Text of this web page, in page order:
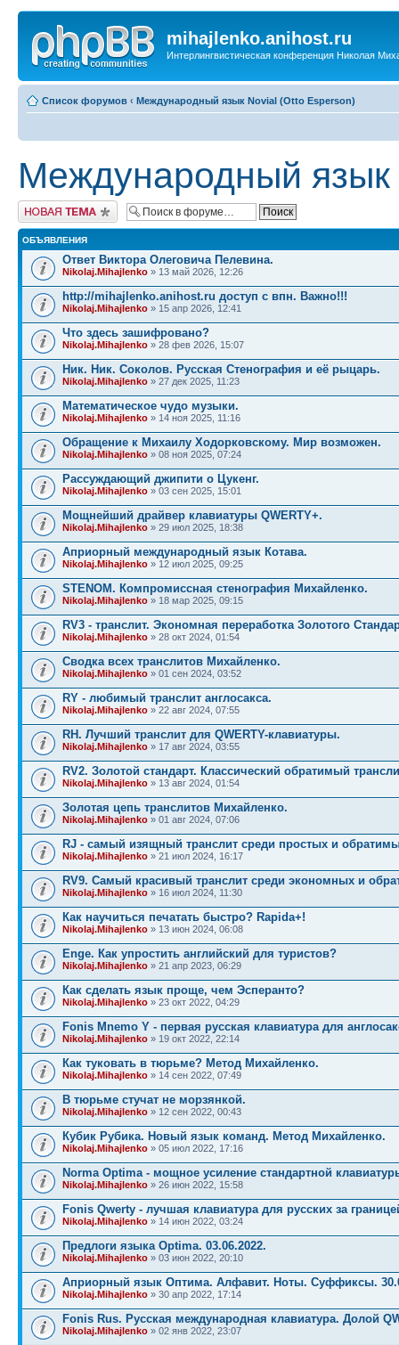
mihajlenko.anihost.ru
Интерлингвистическая конференция Николая
Список форумов ‹ Международный язык Novial (Otto Esperson)
Международный
Новая тема
ОБЪЯВЛЕНИЯ
Ответ Виктора Олеговича Пелевина.
Nikolaj.Mihajlenko » 13 май 2026, 12:26
http://mihajlenko.anihost.ru доступ с впн. Важно!!!
Nikolaj.Mihajlenko » 15 апр 2026, 12:41
Что здесь зашифровано?
Nikolaj.Mihajlenko » 28 фев 2026, 15:07
Ник. Ник. Соколов. Русская Стенография и её рыцарь.
Nikolaj.Mihajlenko » 27 дек 2025, 11:23
Математическое чудо музыки.
Nikolaj.Mihajlenko » 14 ноя 2025, 11:16
Обращение к Михаилу Ходорковскому. Мир возможен.
Nikolaj.Mihajlenko » 08 ноя 2025, 07:24
Рассуждающий джипити о Цукенг.
Nikolaj.Mihajlenko » 03 сен 2025, 15:01
Мощнейший драйвер клавиатуры QWERTY+.
Nikolaj.Mihajlenko » 29 июл 2025, 18:38
Априорный международный язык Котава.
Nikolaj.Mihajlenko » 12 июл 2025, 09:25
STENOM. Компромиссная стенография Михайленко.
Nikolaj.Mihajlenko » 18 мар 2025, 09:15
RV3 - транслит. Экономная переработка Золотого
Nikolaj.Mihajlenko » 28 окт 2024, 01:54
Сводка всех транслитов Михайленко.
Nikolaj.Mihajlenko » 01 сен 2024, 03:52
RY - любимый транслит англосакса.
Nikolaj.Mihajlenko » 22 авг 2024, 07:55
RH. Лучший транслит для QWERTY-клавиатуры.
Nikolaj.Mihajlenko » 17 авг 2024, 03:55
RV2. Золотой стандарт. Классический обратимый
Nikolaj.Mihajlenko » 13 авг 2024, 01:54
Золотая цепь транслитов Михайленко.
Nikolaj.Mihajlenko » 01 авг 2024, 07:06
RJ - самый изящный транслит среди простых и
Nikolaj.Mihajlenko » 21 июл 2024, 16:17
RV9. Самый красивый транслит среди экономных и
Nikolaj.Mihajlenko » 16 июл 2024, 11:30
Как научиться печатать быстро? Rapida+!
Nikolaj.Mihajlenko » 13 июн 2024, 06:08
Enge. Как упростить английский для туристов?
Nikolaj.Mihajlenko » 21 апр 2023, 06:29
Как сделать язык проще, чем Эсперанто?
Nikolaj.Mihajlenko » 23 окт 2022, 04:29
Fonis Mnemo Y - первая русская клавиатура для
Nikolaj.Mihajlenko » 19 окт 2022, 22:14
Как туковать в тюрьме? Метод Михайленко.
Nikolaj.Mihajlenko » 14 сен 2022, 07:49
В тюрьме стучат не морзянкой.
Nikolaj.Mihajlenko » 12 сен 2022, 00:43
Кубик Рубика. Новый язык команд. Метод Михайленко.
Nikolaj.Mihajlenko » 05 июл 2022, 17:16
Norma Optima - мощное усиление стандартной
Nikolaj.Mihajlenko » 26 июн 2022, 15:58
Fonis Qwerty - лучшая клавиатура для русских за
Nikolaj.Mihajlenko » 14 июн 2022, 03:24
Предлоги языка Optima. 03.06.2022.
Nikolaj.Mihajlenko » 03 июн 2022, 20:10
Априорный язык Оптима. Алфавит. Ноты. Суффиксы.
Nikolaj.Mihajlenko » 30 апр 2022, 17:14
Fonis Rus. Русская международная клавиатура. Долой
Nikolaj.Mihajlenko » 02 янв 2022, 23:07